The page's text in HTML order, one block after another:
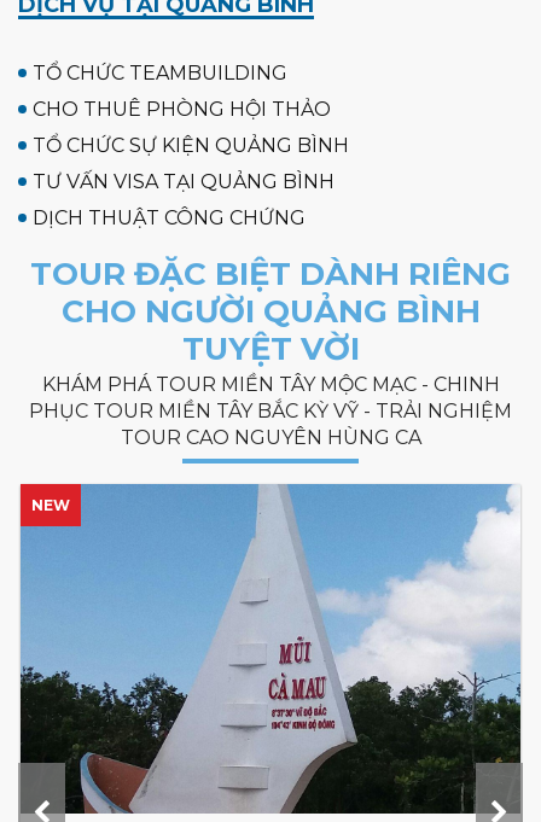
TỔ CHỨC TEAMBUILDING
CHO THUÊ PHÒNG HỘI THẢO
TỔ CHỨC SỰ KIỆN QUẢNG BÌNH
TƯ VẤN VISA TẠI QUẢNG BÌNH
DỊCH THUẬT CÔNG CHỨNG
TOUR ĐẶC BIỆT DÀNH RIÊNG
CHO NGƯỜI QUẢNG BÌNH
TUYỆT VỜI
KHÁM PHÁ TOUR MIỀN TÂY MỘC MẠC - CHINH
PHỤC TOUR MIỀN TÂY BẮC KỲ VỸ - TRẢI NGHIỆM
TOUR CAO NGUYÊN HÙNG CA
NEW